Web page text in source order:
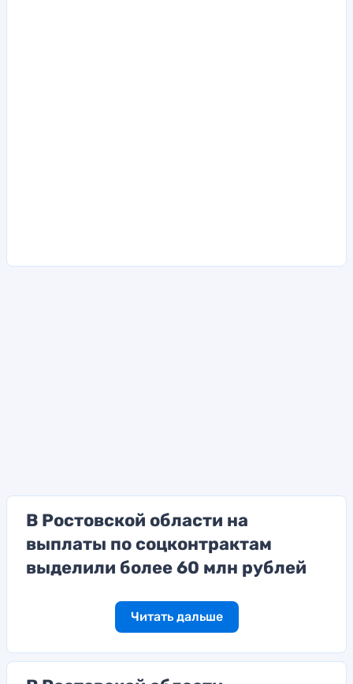
В Ростовской области на
выплаты по соцконтрактам
выделили более 60 млн рублей
Читать дальше